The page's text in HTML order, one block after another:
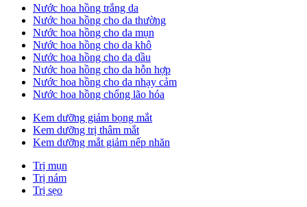
Nước hoa hồng trắng da
Nước hoa hồng cho da thường
Nước hoa hồng cho da mụn
Nước hoa hồng cho da khô
Nước hoa hồng cho da dầu
Nước hoa hồng cho da hỗn hợp
Nước hoa hồng cho da nhạy cảm
Nước hoa hồng chống lão hóa
Kem dưỡng giảm bọng mắt
Kem dưỡng trị thâm mắt
Kem dưỡng mắt giảm nếp nhăn
Trị mụn
Trị nám
Trị sẹo